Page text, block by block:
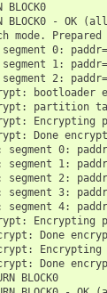
BLOCK0 - OK
mode. Prepared
0:
1:
2:
bootloader
partition
Done
0:
1:
2:
3:
4:
Encrypting
Done
Done
BLOCK0